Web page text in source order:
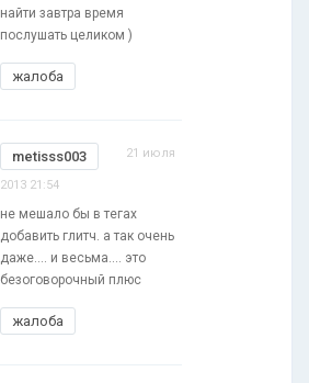
найти завтра время
послушать целиком )
жалоба
metisss003 21 июля
2013 21:54
не мешало бы в тегах
добавить глитч. а так очень
даже.... и весьма.... это
безоговорочный плюс
жалоба